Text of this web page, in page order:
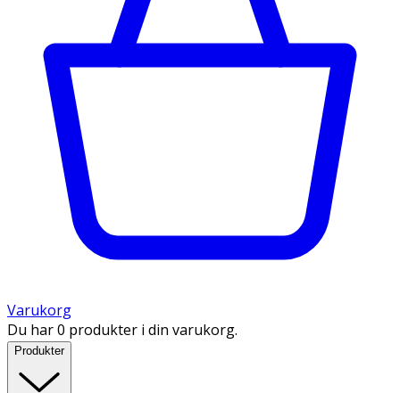
Varukorg
Du har 0 produkter i din varukorg.
Produkter